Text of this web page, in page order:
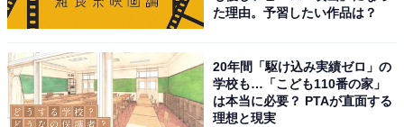
た理由。予習したい作品は？
20年間「駆け込み実績ゼロ」の
学校も…「こども110番の家」
は本当に必要？ PTAが直面する
理想と現実